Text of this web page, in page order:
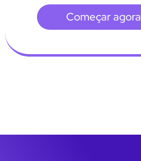
Começar agora